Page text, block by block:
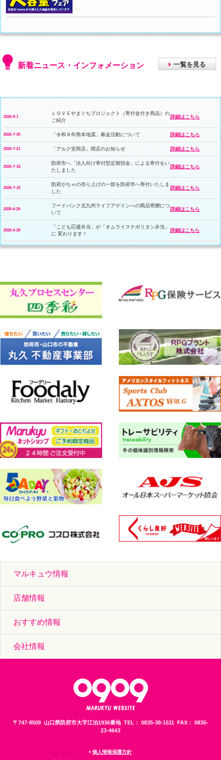
新着ニュース・インフォメーション 一覧を見る
2026-8-1
ＬＯＶＥやまぐちプロジェクト（寄付金付き商品）の
ご紹介
詳細はこちら
2026-7-30 「令和８年熊本地震」募金活動について 詳細はこちら
2026-7-21 「アルク安岡店」閉店のお知らせ 詳細はこちら
2026-7-15
防府市へ「法人向け寄付型定期預金」による寄付をい
たしました
詳細はこちら
2026-7-15
防府がちゃの売り上げの一部を防府市へ寄付いたしま
した
詳細はこちら
2026-6-26
フードバンク北九州ライフアゲインへの商品寄贈につ
いて
詳細はこちら
2026-6-29
「こども応援弁当」が「オムライスナポリタン弁当」
に 変わります！
詳細はこちら
2026-6-29 「チームやまぐち」応援募金企画を実施します！ 詳細はこちら
「妊婦さん応援パック」配布会へ商品寄贈を行いまし
た！
マルキュウ情報
店舗情報
おすすめ情報
会社情報
〒747-8509 山口県防府市大字江泊1936番地 TEL： 0835-38-1511 FAX： 0835-
23-4643
個人情報保護方針